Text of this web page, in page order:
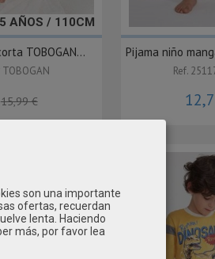
5 AÑOS / 110CM
TOBOGAN...
TOBOGAN
15,99 €
Pijama niño
Ref.
son una importante
ofertas, recuerdan
lenta. Haciendo
más, por favor lea